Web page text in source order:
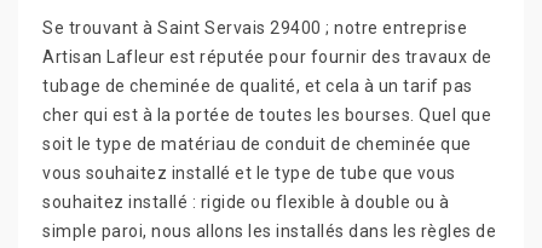
Se trouvant à Saint Servais 29400 ; notre entreprise
Artisan Lafleur est réputée pour fournir des travaux de
tubage de cheminée de qualité, et cela à un tarif pas
cher qui est à la portée de toutes les bourses. Quel que
soit le type de matériau de conduit de cheminée que
vous souhaitez installé et le type de tube que vous
souhaitez installé : rigide ou flexible à double ou à
simple paroi, nous allons les installés dans les règles de